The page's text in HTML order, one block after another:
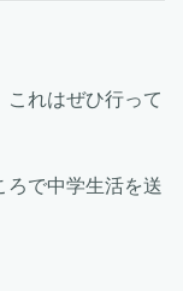
これはぜひ行って
ろで中学生活を送